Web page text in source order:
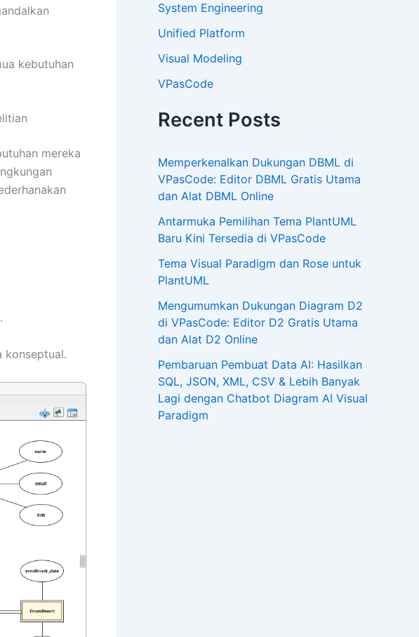
kebutuhan
mereka
konseptual.
System Engineering
Unified Platform
Visual Modeling
VPasCode
Recent Posts
Memperkenalkan Dukungan DBML di
VPasCode: Editor DBML Gratis Utama
dan Alat DBML Online
Antarmuka Pemilihan Tema PlantUML
Baru Kini Tersedia di VPasCode
Tema Visual Paradigm dan Rose untuk
PlantUML
Mengumumkan Dukungan Diagram D2
di VPasCode: Editor D2 Gratis Utama
dan Alat D2 Online
Pembaruan Pembuat Data AI: Hasilkan
SQL, JSON, XML, CSV & Lebih Banyak
Lagi dengan Chatbot Diagram AI Visual
Paradigm